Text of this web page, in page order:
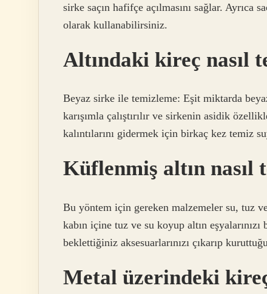
sirke saçın hafifçe açılmasını sağlar.
olarak kullanabilirsiniz.
Altındaki kireç nasıl
Beyaz sirke ile temizleme: Eşit miktarda
karışımla çalıştırılır ve sirkenin asidik
kalıntılarını gidermek için birkaç kez temiz
Küflenmiş altın nasıl
Bu yöntem için gereken malzemeler su, tuz
kabın içine tuz ve su koyup altın
beklettiğiniz aksesuarlarınızı çıkarıp
Metal üzerindeki